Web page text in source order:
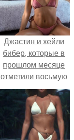
Джастин и хейли
бибер, которые в
прошлом месяце
отметили восьмую
годовщину
помолвки, показали
новые фото с
совместного
отдыха.